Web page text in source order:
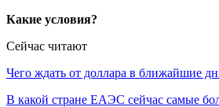
Какие условия?
Сейчас читают
Чего ждать от доллара в ближайшие
В какой стране ЕАЭС сейчас самые